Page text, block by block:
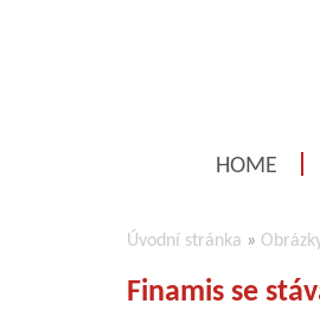
HOME
Úvodní stránka »
Finamis se